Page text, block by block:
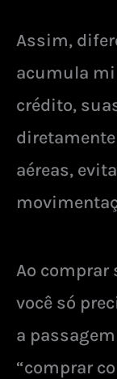
Assim,
acumula
crédito,
aéreas,
Ao comprar
você só
a
“comprar